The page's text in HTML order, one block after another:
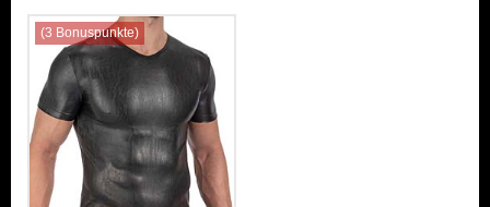
(3 Bonuspunkte)